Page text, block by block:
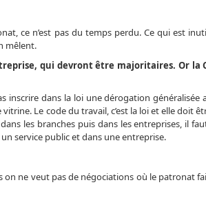
ce n’est pas du temps perdu. Ce qui est
mêlent.
qui devront être majoritaires. Or la
inscrire dans la loi une dérogation généralisée
Le code du travail, c’est la loi et elle doit
les branches puis dans les entreprises, il
un service public et dans une entreprise.
ne veut pas de négociations où le patronat